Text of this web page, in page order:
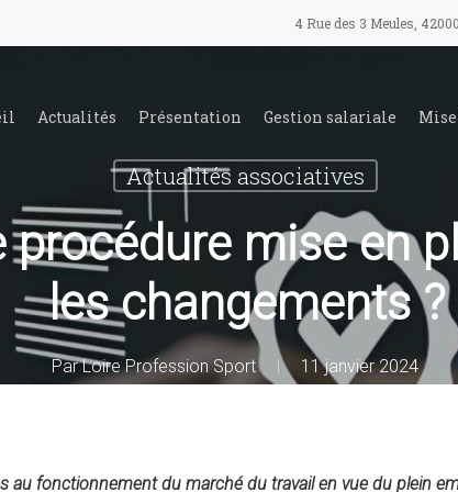
4 Rue des 3 Meules,
Actualités Présentation Gestion salariale
Actualités associatives
procédure mise en
les changements ?
Par Loire Profession Sport 11 janvier 2024
au fonctionnement du marché du travail en vue du plein